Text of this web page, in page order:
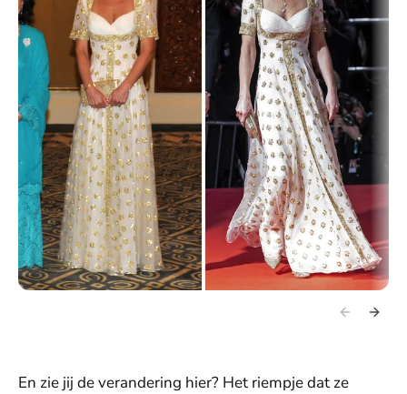
En zie jij de verandering hier? Het riempje dat ze